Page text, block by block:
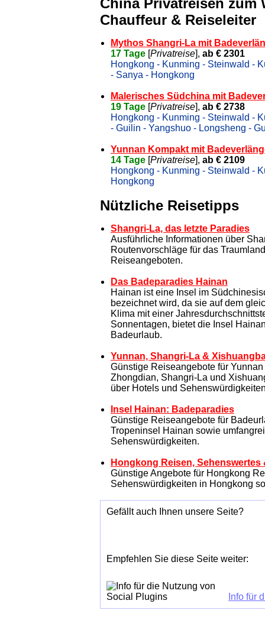
China Privatreisen zum
Chauffeur & Reiseleiter
Mythos Shangri-La mit
17 Tage [Privatreise], ab € 2301
Hongkong - Kunming - Steinwald -
- Sanya - Hongkong
Malerisches Südchina mit
19 Tage [Privatreise], ab € 2738
Hongkong - Kunming - Steinwald -
- Guilin - Yangshuo - Longsheng -
Yunnan Kompakt mit
14 Tage [Privatreise], ab € 2109
Hongkong - Kunming - Steinwald -
Hongkong
Nützliche Reisetipps
Shangri-La, das letzte Paradies
Ausführliche Informationen über
Routenvorschläge für das
Reiseangeboten.
Das Badeparadies Hainan
Hainan ist eine Insel im
bezeichnet wird, da sie auf dem
Klima mit einer
Sonnentagen, bietet die Insel
Badeurlaub.
Yunnan, Shangri-La &
Günstige Reiseangebote für
Zhongdian, Shangri-La und
über Hotels und
Insel Hainan: Badeparadies
Günstige Reiseangebote für
Tropeninsel Hainan sowie
Sehenswürdigkeiten.
Hongkong Reisen, Sehenswertes
Günstige Angebote für Hongkong
Sehenswürdigkeiten in Hongkong
Gefällt auch Ihnen unsere Seite?
Empfehlen Sie diese Seite weiter:
Info für